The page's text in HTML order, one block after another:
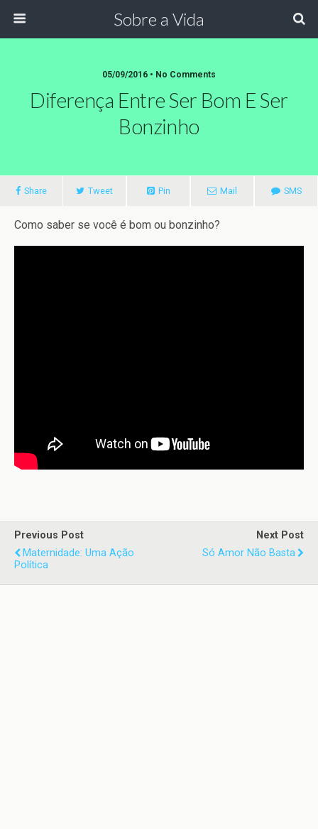
Sobre a Vida
05/09/2016 • No Comments
Diferença Entre Ser Bom E Ser
Bonzinho
Share Tweet Pin Mail SMS
Como saber se você é bom ou bonzinho?
Previous Post
Maternidade: Uma Ação
Política
Next Post
Só Amor Não Basta